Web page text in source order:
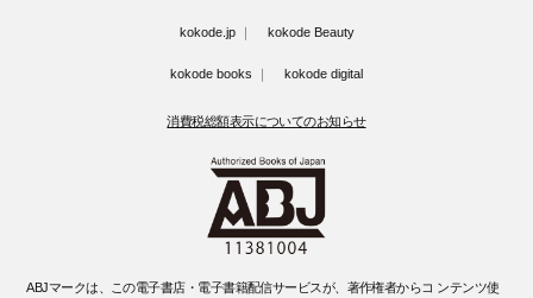
kokode.jp kokode Beauty
kokode books kokode digital
消費税総額表示についてのお知らせ
ABJマークは、この電子書店・電子書籍配信サービスが、著作権者からコ ンテンツ使